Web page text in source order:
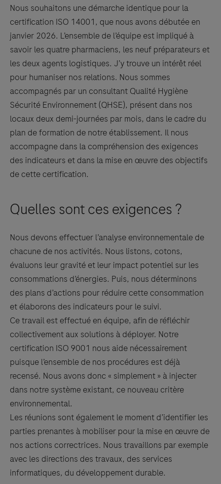
Nous souhaitons une démarche identique pour la
certification ISO 14001, que nous avons débutée en
janvier 2026. L’ensemble de l’équipe est impliqué à
savoir les quatre pharmaciens, les neuf préparateurs et
les deux agents logistiques. J’y trouve un intérêt réel
pour humaniser nos relations. Nous sommes
accompagnés par un consultant Qualité Hygiène
Sécurité Environnement (QHSE), présent dans nos
locaux deux demi-journées par mois, dans le cadre du
plan de formation de notre établissement. Il nous
accompagne dans la compréhension des exigences
des indicateurs et dans la mise en œuvre des objectifs
de cette certification.
Quelles sont ces exigences ?
Nous devons effectuer l’analyse environnementale de
chacune de nos activités. Nous listons, cotons,
évaluons leur gravité et leur impact potentiel sur les
consommations d’énergies. Puis, nous déterminons
des plans d’actions pour réduire cette consommation
et élaborons des indicateurs pour le suivi.
Ce travail est effectué en équipe, afin de réfléchir
collectivement aux solutions à déployer. Notre
certification ISO 9001 nous aide nécessairement
puisque l’ensemble de nos procédures est déjà
recensé. Nous avons donc « simplement » à injecter
dans notre système existant, ce nouveau critère
environnemental.
Les réunions sont également le moment d’identifier les
parties prenantes à mobiliser pour la mise en œuvre de
nos actions correctrices. Nous travaillons par exemple
avec les directions des travaux, des services
informatiques, du développement durable.